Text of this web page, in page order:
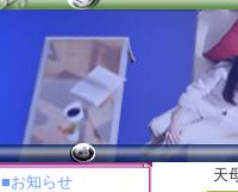
■お知らせ 天